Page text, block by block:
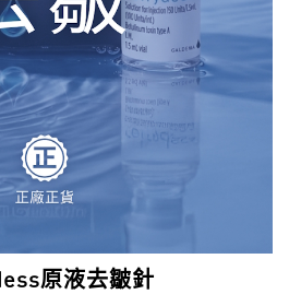
原液去皺針